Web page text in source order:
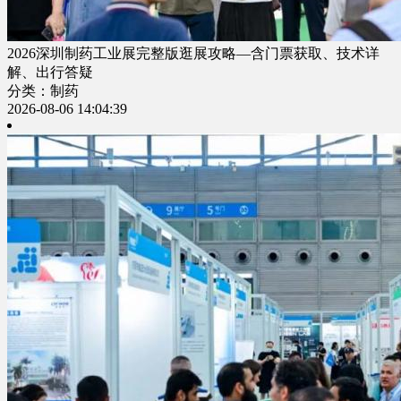
2026深圳制药工业展完整版逛展攻略—含门票获取、技术详
解、出行答疑
分类：制药
2026-08-06 14:04:39